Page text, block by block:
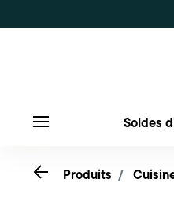
50% | Commandes du 7
Soldes
Go back
Produits